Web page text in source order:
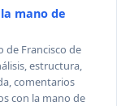
mano de
de Francisco de
estructura,
comentarios
con la mano de